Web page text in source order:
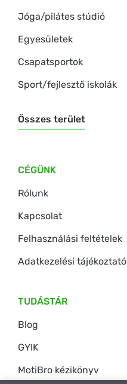
Jóga/pilátes stúdió
Egyesületek
Csapatsportok
Sport/fejlesztő iskolák
Összes terület
CÉGÜNK
Rólunk
Kapcsolat
Felhasználási feltételek
Adatkezelési tájékoztató
TUDÁSTÁR
Blog
GYIK
MotiBro kézikönyv